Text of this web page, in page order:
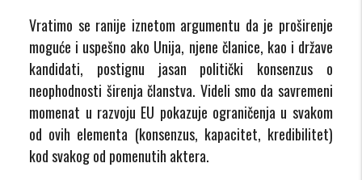
Vratimo se ranije iznetom argumentu da je proširenje
moguće i uspešno ako Unija, njene članice, kao i države
kandidati, postignu jasan politički konsenzus o
neophodnosti širenja članstva. Videli smo da savremeni
momenat u razvoju EU pokazuje ograničenja u svakom
od ovih elementa (konsenzus, kapacitet, kredibilitet)
kod svakog od pomenutih aktera.